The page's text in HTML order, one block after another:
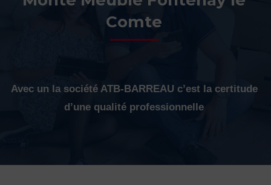
Comte
Avec un la société ATB-BARREAU c’est la certitude
d’une qualité professionnelle